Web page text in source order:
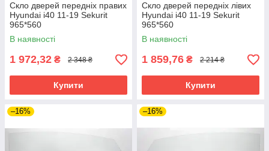
Скло дверей передніх правих
Hyundai i40 11-19 Sekurit
965*560
В наявності
1 972,32 ₴ 2 348 ₴
Купити
Скло дверей передніх лівих
Hyundai i40 11-19 Sekurit
965*560
В наявності
1 859,76 ₴ 2 214 ₴
Купити
–16% –16%